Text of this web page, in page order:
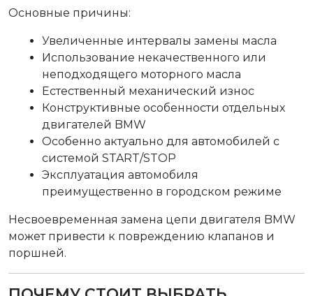
Основные причины:
Увеличенные интервалы замены масла
Использование некачественного или
неподходящего моторного масла
Естественный механический износ
Конструктивные особенности отдельных
двигателей BMW
Особенно актуально для автомобилей с
системой START/STOP
Эксплуатация автомобиля
преимущественно в городском режиме
Несвоевременная замена цепи двигателя BMW
может привести к повреждению клапанов и
поршней.